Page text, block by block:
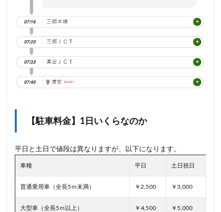
【駐車料金】1日いくらなのか
平日と土日で値段は異なりますが、以下になります。
車種 平日 土日祝日
普通乗用車（全長5ｍ未満） ￥2,500 ￥3,000
大型車（全長5ｍ以上） ￥4,500 ￥5,000